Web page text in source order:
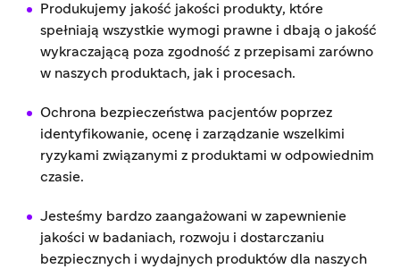
Produkujemy jakość jakości produkty, które
spełniają wszystkie wymogi prawne i dbają o jakość
wykraczającą poza zgodność z przepisami zarówno
w naszych produktach, jak i procesach.
Ochrona bezpieczeństwa pacjentów poprzez
identyfikowanie, ocenę i zarządzanie wszelkimi
ryzykami związanymi z produktami w odpowiednim
czasie.
Jesteśmy bardzo zaangażowani w zapewnienie
jakości w badaniach, rozwoju i dostarczaniu
bezpiecznych i wydajnych produktów dla naszych